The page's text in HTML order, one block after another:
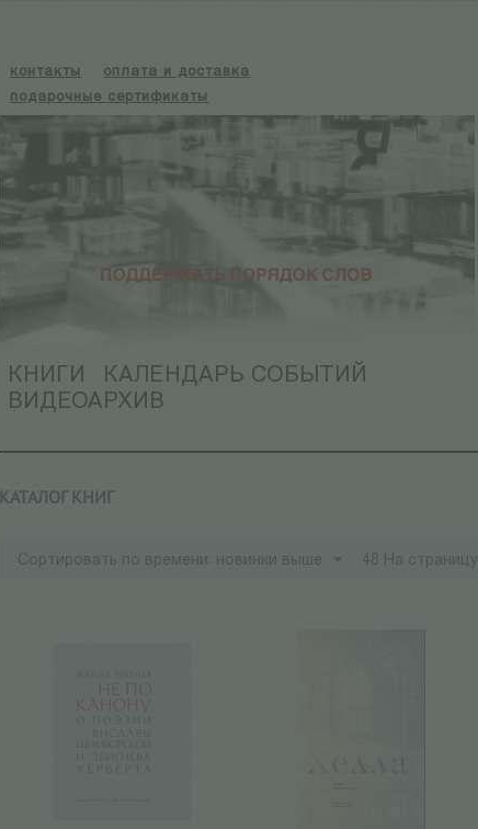
контакты
оплата и доставка
подарочные сертификаты
КНИГИ
КАЛЕНДАРЬ СОБЫТИЙ
ВИДЕОАРХИВ
КАТАЛОГ КНИГ
Сортировать по времени: новинки выше 48 На страницу